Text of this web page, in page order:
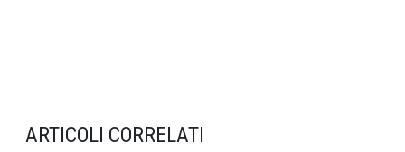
ARTICOLI CORRELATI